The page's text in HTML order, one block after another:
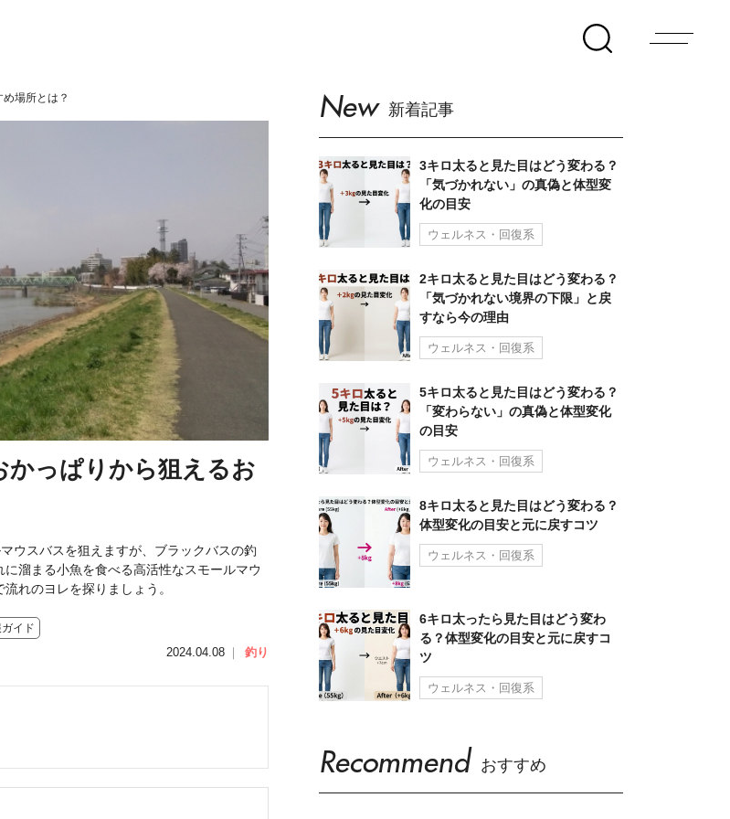
場所とは？
かっぱりから狙えるお
ウスバスを狙えますが、ブラックバスの釣
溜まる小魚を食べる高活性なスモールマウ
れのヨレを探りましょう。
イド
2024.04.08 ｜ 釣り
New 新着記事
3キロ太ると見た目はどう変わる？
「気づかれない」の真偽と体型変
化の目安
ウェルネス・回復系
2キロ太ると見た目はどう変わる？
「気づかれない境界の下限」と戻
すなら今の理由
ウェルネス・回復系
5キロ太ると見た目はどう変わる？
「変わらない」の真偽と体型変化
の目安
ウェルネス・回復系
8キロ太ると見た目はどう変わる？
体型変化の目安と元に戻すコツ
ウェルネス・回復系
6キロ太ったら見た目はどう変わ
る？体型変化の目安と元に戻すコ
ツ
ウェルネス・回復系
Recommend おすすめ